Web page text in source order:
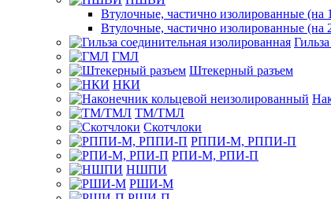
Втулочные, частично изолированные (на
Втулочные, частично изолированные (на
ГМЛ
Штекерный разъем
НКИ
ТМ/ТМЛ
Скотчлоки
РППИ-М, РППИ-П
РПИ-М, РПИ-П
НШПИ
РШИ-М